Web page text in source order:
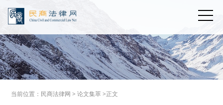
当前位置： 民商法律网 >论文集萃>正文